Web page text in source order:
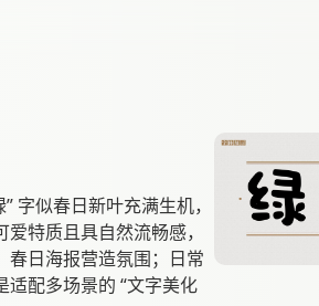
字似春日新叶充满生机，
特质且具自然流畅感，
春日海报营造氛围；日常
配多场景的 “文字美化